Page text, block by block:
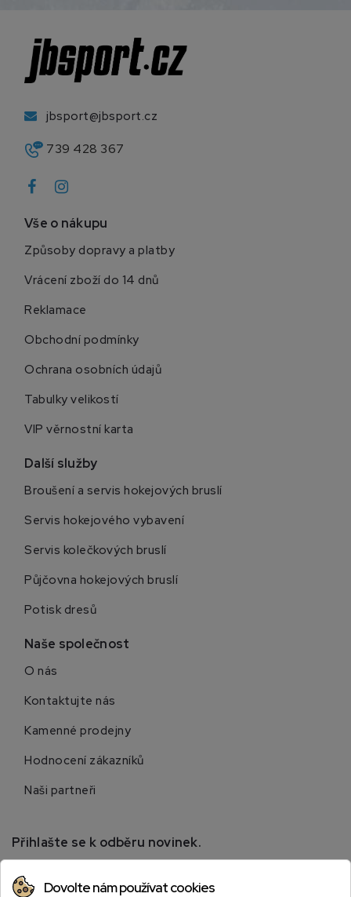
jbsport@jbsport.cz
739 428 367
Vše o nákupu
Způsoby dopravy a platby
Vrácení zboží do 14 dnů
Reklamace
Obchodní podmínky
Ochrana osobních údajů
Tabulky velikostí
VIP věrnostní karta
Další služby
Broušení a servis hokejových bruslí
Servis hokejového vybavení
Servis kolečkových bruslí
Půjčovna hokejových bruslí
Potisk dresů
Naše společnost
O nás
Kontaktujte nás
Kamenné prodejny
Hodnocení zákazníků
Naši partneři
Přihlašte se k odběru novinek.
speciálních slevách.
Dovolte nám používat cookies